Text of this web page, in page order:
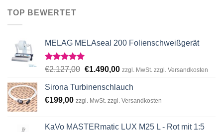
TOP BEWERTET
MELAG MELAseal 200 Folienschweißgerät
Rated5.00
€2.127,00 Original
was:
€2.127,00.
€1.490,00Current
is:
€1.490,00.
zzgl. MwSt. zzgl. Versandkosten
Sirona Turbinenschlauch
€199,00 zzgl. MwSt. zzgl. Versandkosten
KaVo MASTERmatic LUX M25 L - Rot mit 1:5